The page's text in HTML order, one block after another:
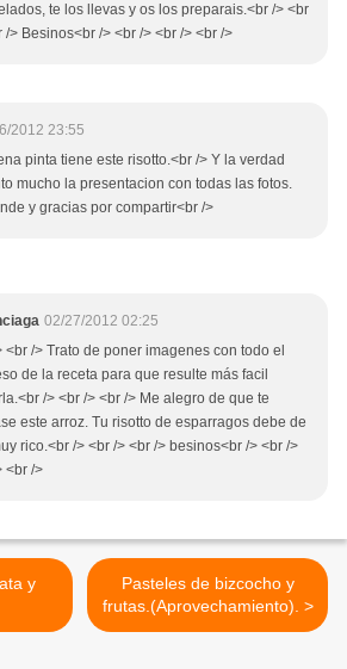
te los llevas y os los preparais.<br /> <br
/> Besinos<br /> <br /> <br /> <br />
2012 23:55
pinta tiene este risotto.<br /> Y la verdad
mucho la presentacion con todas las fotos.
y gracias por compartir<br />
02/27/2012 02:25
<br /> Trato de poner imagenes con todo el
de la receta para que resulte más facil
/> <br /> <br /> Me alegro de que te
este arroz. Tu risotto de esparragos debe de
rico.<br /> <br /> <br /> besinos<br /> <br />
<br />
Pasteles de bizcocho y
frutas.(Aprovechamiento). >